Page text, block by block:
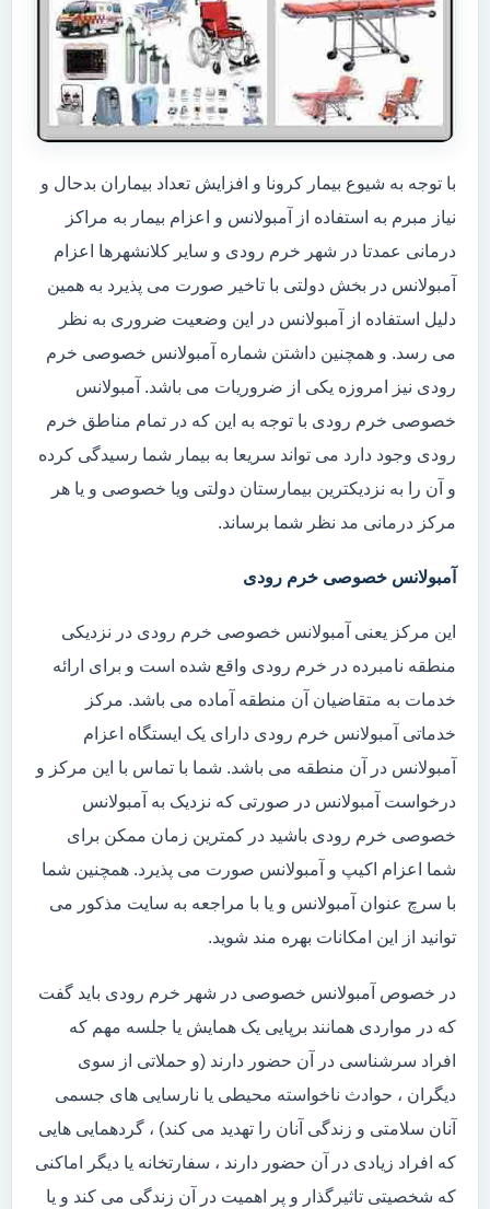
با توجه به شیوع بیمار کرونا و افزایش تعداد بیماران بدحال و
نیاز مبرم به استفاده از آمبولانس و اعزام بیمار به مراکز
درمانی عمدتا در شهر خرم رودی و سایر کلانشهرها اعزام
آمبولانس در بخش دولتی با تاخیر صورت می پذیرد به همین
دلیل استفاده از آمبولانس در این وضعیت ضروری به نظر
می رسد. و همچنین داشتن شماره آمبولانس خصوصی خرم
رودی نیز امروزه یکی از ضروریات می باشد. آمبولانس
خصوصی خرم رودی با توجه به این که در تمام مناطق خرم
رودی وجود دارد می تواند سریعا به بیمار شما رسیدگی کرده
و آن را به نزدیکترین بیمارستان دولتی ویا خصوصی و یا هر
مرکز درمانی مد نظر شما برساند.
آمبولانس خصوصی خرم رودی
این مرکز یعنی آمبولانس خصوصی خرم رودی در نزدیکی
منطقه نامبرده در خرم رودی واقع شده است و برای ارائه
خدمات به متقاضیان آن منطقه آماده می باشد. مرکز
خدماتی آمبولانس خرم رودی دارای یک ایستگاه اعزام
آمبولانس در آن منطقه می باشد. شما با تماس با این مرکز و
درخواست آمبولانس در صورتی که نزدیک به آمبولانس
خصوصی خرم رودی باشید در کمترین زمان ممکن برای
شما اعزام اکیپ و آمبولانس صورت می پذیرد. همچنین شما
با سرچ عنوان آمبولانس و یا با مراجعه به سایت مذکور می
توانید از این امکانات بهره مند شوید.
در خصوص آمبولانس خصوصی در شهر خرم رودی باید گفت
که در مواردی همانند برپایی یک همایش یا جلسه مهم که
افراد سرشناسی در آن حضور دارند (و حملاتی از سوی
دیگران ، حوادث ناخواسته محیطی یا نارسایی های جسمی
آنان سلامتی و زندگی آنان را تهدید می کند) ، گردهمایی هایی
که افراد زیادی در آن حضور دارند ، سفارتخانه یا دیگر اماکنی
که شخصیتی تاثیرگذار و پر اهمیت در آن زندگی می کند و یا